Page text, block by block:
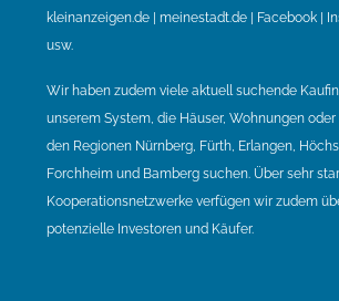
kleinanzeigen.de | meinestadt.de | Facebook |
usw.
Wir haben zudem viele aktuell suchende
unserem System, die Häuser, Wohnungen
den Regionen Nürnberg, Fürth, Erlangen,
Forchheim und Bamberg suchen. Über sehr
Kooperationsnetzwerke verfügen wir zudem
potenzielle Investoren und Käufer.